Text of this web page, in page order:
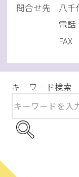
問合せ先
八千
電話
FAX
キーワード検索